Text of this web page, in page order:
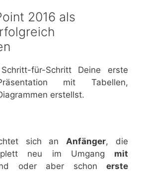
2016 als
für-Schritt Deine erste
mit Tabellen,
erstellst.
sich anAnfänger, die
neu im Umgang mit
oder aber schon erste